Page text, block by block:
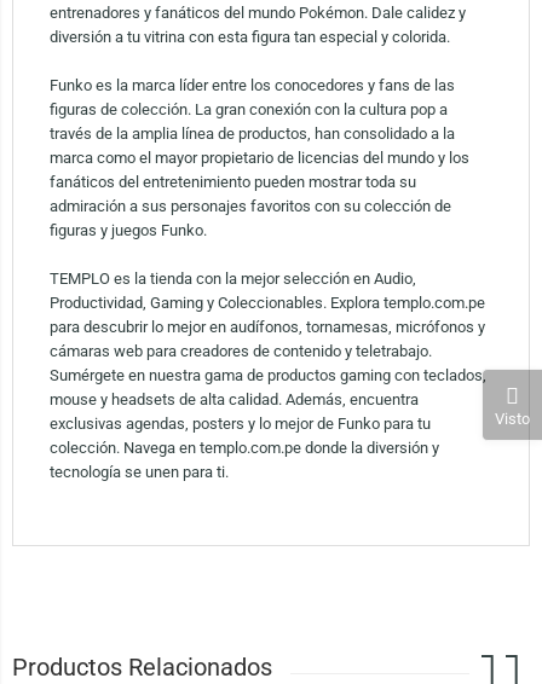
entrenadores y fanáticos del mundo Pokémon. Dale calidez y
diversión a tu vitrina con esta figura tan especial y colorida.
Funko es la marca líder entre los conocedores y fans de las
figuras de colección. La gran conexión con la cultura pop a
través de la amplia línea de productos, han consolidado a la
marca como el mayor propietario de licencias del mundo y los
fanáticos del entretenimiento pueden mostrar toda su
admiración a sus personajes favoritos con su colección de
figuras y juegos Funko.
TEMPLO es la tienda con la mejor selección en Audio,
Productividad, Gaming y Coleccionables. Explora templo.com.pe
para descubrir lo mejor en audífonos, tornamesas, micrófonos y
cámaras web para creadores de contenido y teletrabajo.
Sumérgete en nuestra gama de productos gaming con teclados,
mouse y headsets de alta calidad. Además, encuentra
exclusivas agendas, posters y lo mejor de Funko para tu
colección. Navega en templo.com.pe donde la diversión y
tecnología se unen para ti.
Productos Relacionados
Visto